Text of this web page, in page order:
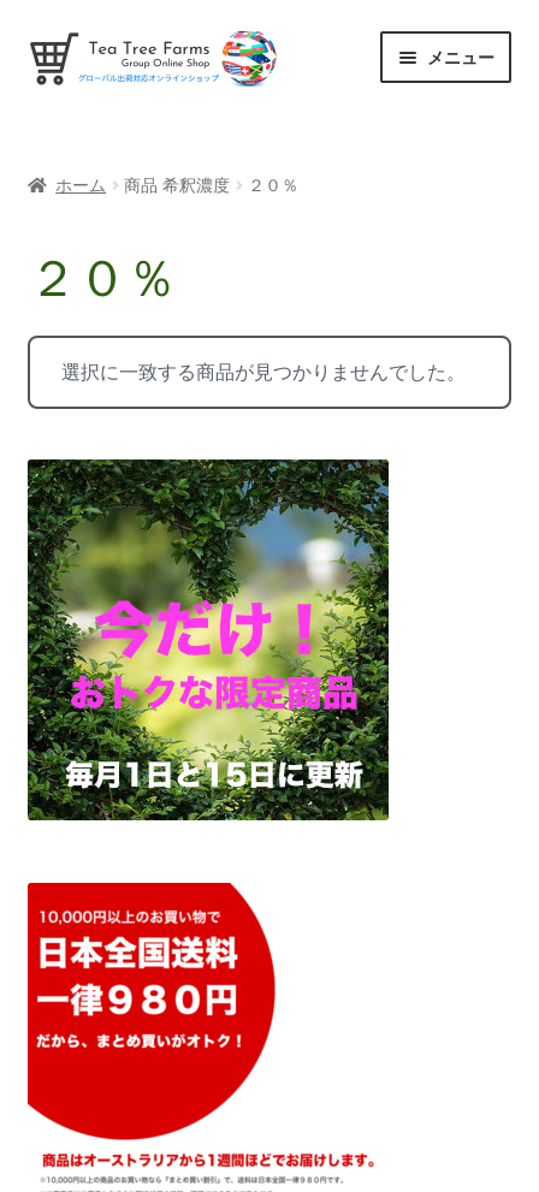
ナ
ビ
ョ
ス
ッ
コ
ン
へ
ッ
メニュー
水溶性オイル
ヒーリングスタイル
ホーム 商品 希釈濃度 ２０％
２０％
選択に一致する商品が見つかりませんでした。